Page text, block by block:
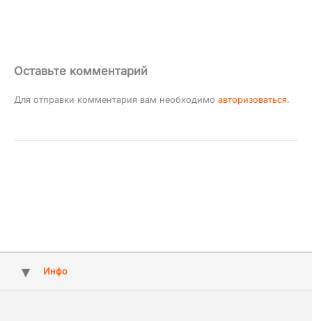
Оставьте комментарий
Для отправки комментария вам необходимо авторизоваться.
Инфо